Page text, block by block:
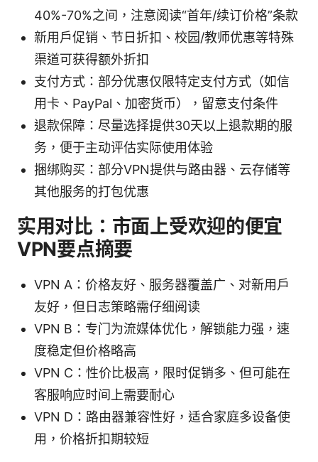
40%-70%之间，注意阅读“首年/续订价格”条款
新用户促销、节日折扣、校园/教师优惠等特殊
渠道可获得额外折扣
支付方式：部分优惠仅限特定支付方式（如信
用卡、PayPal、加密货币），留意支付条件
退款保障：尽量选择提供30天以上退款期的服
务，便于主动评估实际使用体验
捆绑购买：部分VPN提供与路由器、云存储等
其他服务的打包优惠
实用对比：市面上受欢迎的便宜
VPN要点摘要
VPN A：价格友好、服务器覆盖广、对新用户
友好，但日志策略需仔细阅读
VPN B：专门为流媒体优化，解锁能力强，速
度稳定但价格略高
VPN C：性价比极高，限时促销多、但可能在
客服响应时间上需要耐心
VPN D：路由器兼容性好，适合家庭多设备使
用，价格折扣期较短